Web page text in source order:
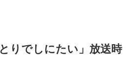
りでしにたい」放送時